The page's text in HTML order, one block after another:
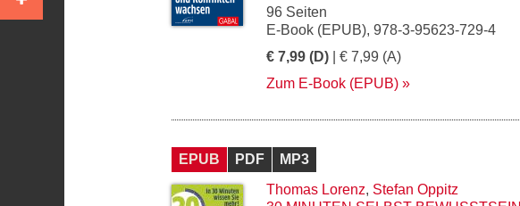
96 Seiten
E-Book (EPUB), 978-3-95623-729-4
€ 7,99 (D) | € 7,99 (A)
Zum E-Book (EPUB)
EPUB PDF
MP3
Thomas Lorenz, Stefan Oppitz